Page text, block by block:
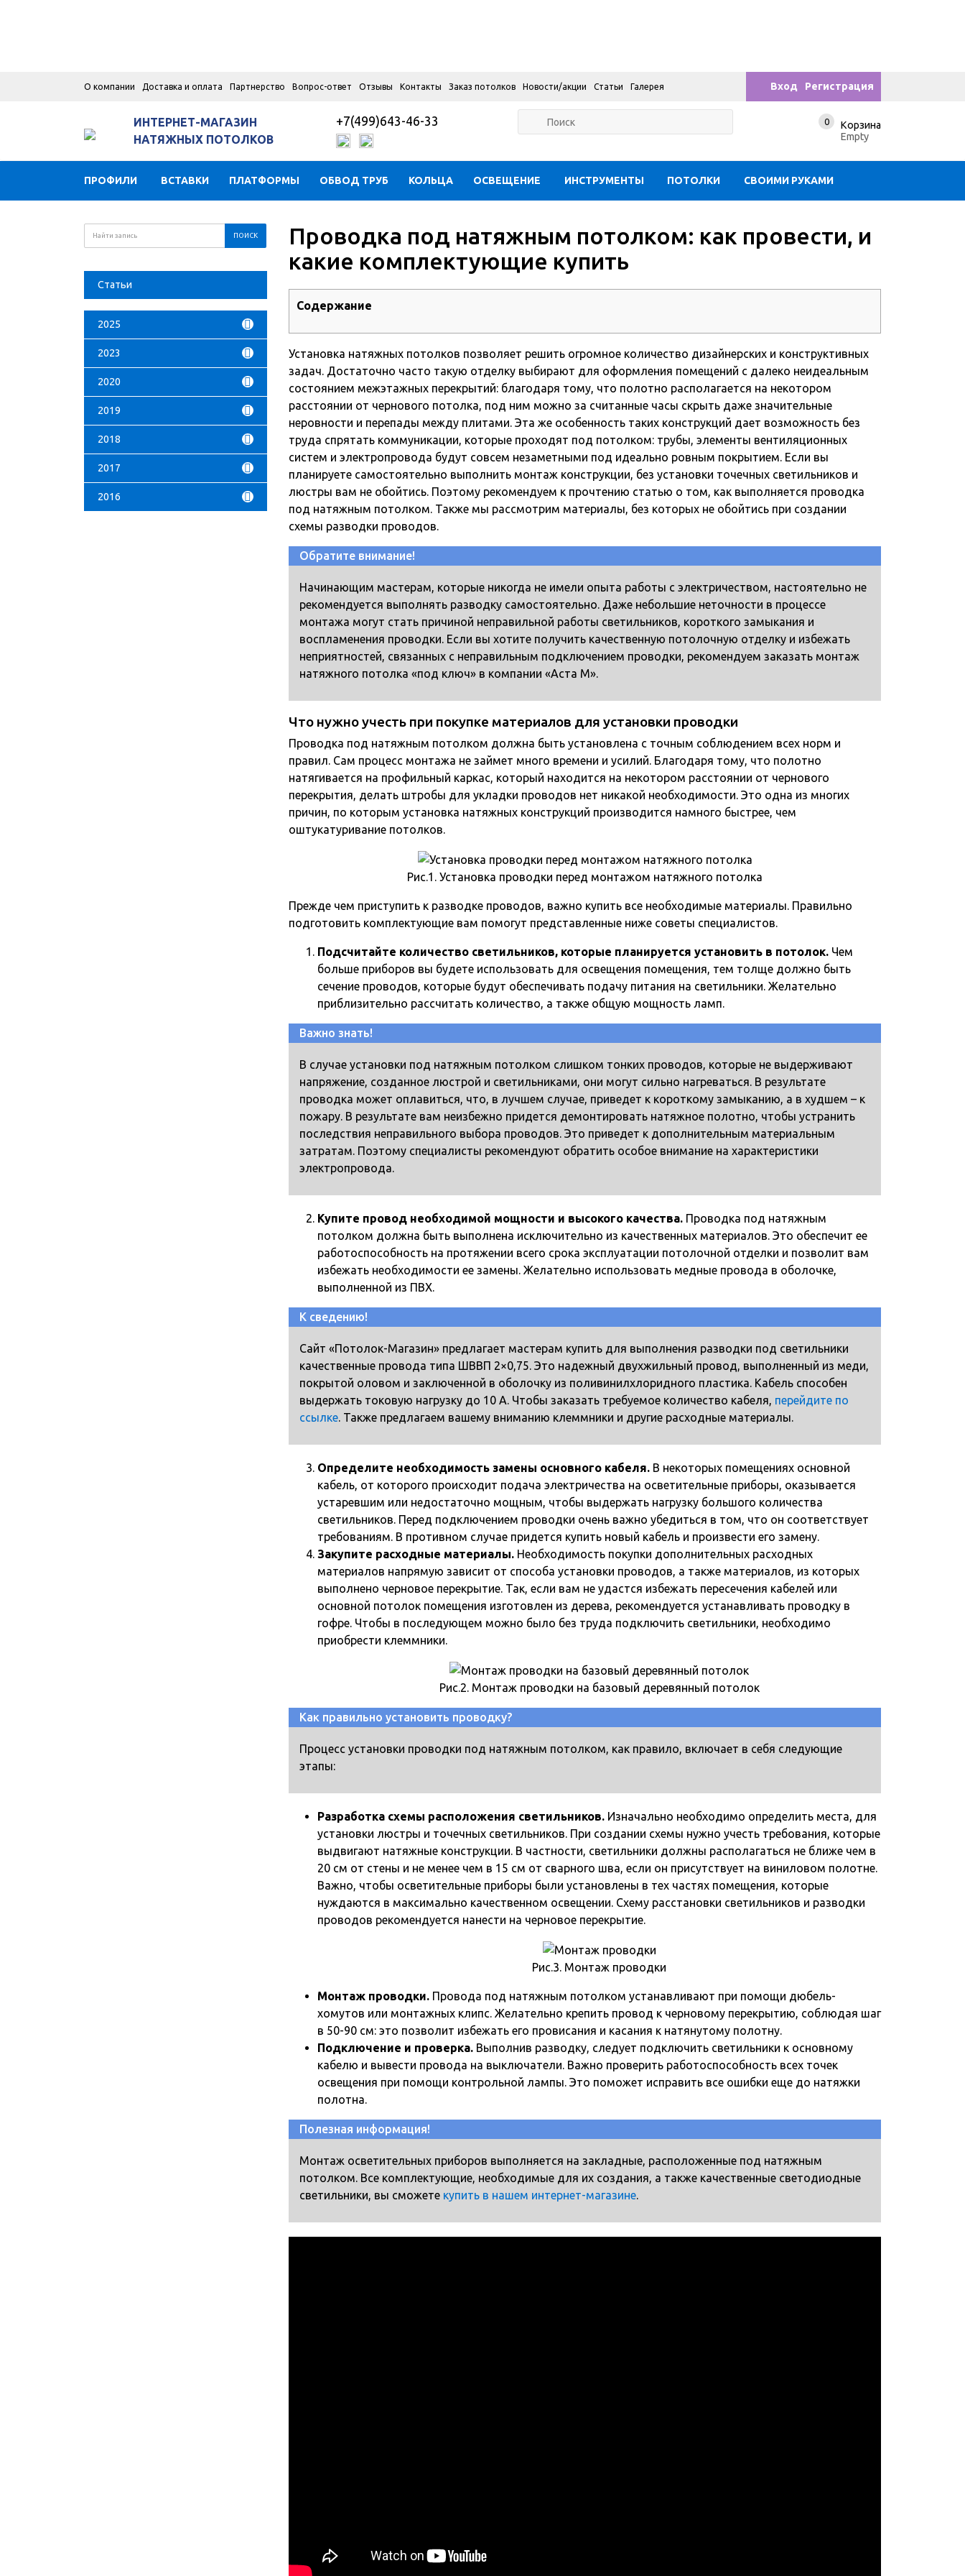
О компании Доставка и оплата Партнерство Вопрос-ответ Отзывы Контакты Заказ потолков Новости/акции Статьи Галерея Вход Регистрация
ИНТЕРНЕТ-МАГАЗИН
НАТЯЖНЫХ ПОТОЛКОВ
+7(499)643-46-33 0
Корзина
Empty
ПРОФИЛИ ВСТАВКИ ПЛАТФОРМЫ ОБВОД ТРУБ КОЛЬЦА ОСВЕЩЕНИЕ ИНСТРУМЕНТЫ ПОТОЛКИ СВОИМИ РУКАМИ
Статьи
2025
2023
2020
2019
2018
2017
2016
Проводка под натяжным потолком: как провести, и
какие комплектующие купить
Содержание
Установка натяжных потолков позволяет решить огромное количество дизайнерских и конструктивных
задач. Достаточно часто такую отделку выбирают для оформления помещений с далеко неидеальным
состоянием межэтажных перекрытий: благодаря тому, что полотно располагается на некотором
расстоянии от чернового потолка, под ним можно за считанные часы скрыть даже значительные
неровности и перепады между плитами. Эта же особенность таких конструкций дает возможность без
труда спрятать коммуникации, которые проходят под потолком: трубы, элементы вентиляционных
систем и электропровода будут совсем незаметными под идеально ровным покрытием. Если вы
планируете самостоятельно выполнить монтаж конструкции, без установки точечных светильников и
люстры вам не обойтись. Поэтому рекомендуем к прочтению статью о том, как выполняется проводка
под натяжным потолком. Также мы рассмотрим материалы, без которых не обойтись при создании
схемы разводки проводов.
Обратите внимание!
Начинающим мастерам, которые никогда не имели опыта работы с электричеством, настоятельно не
рекомендуется выполнять разводку самостоятельно. Даже небольшие неточности в процессе
монтажа могут стать причиной неправильной работы светильников, короткого замыкания и
воспламенения проводки. Если вы хотите получить качественную потолочную отделку и избежать
неприятностей, связанных с неправильным подключением проводки, рекомендуем заказать монтаж
натяжного потолка «под ключ» в компании «Аста М».
Что нужно учесть при покупке материалов для установки проводки
Проводка под натяжным потолком должна быть установлена с точным соблюдением всех норм и
правил. Сам процесс монтажа не займет много времени и усилий. Благодаря тому, что полотно
натягивается на профильный каркас, который находится на некотором расстоянии от чернового
перекрытия, делать штробы для укладки проводов нет никакой необходимости. Это одна из многих
причин, по которым установка натяжных конструкций производится намного быстрее, чем
оштукатуривание потолков.
Рис.1. Установка проводки перед монтажом натяжного потолка
Прежде чем приступить к разводке проводов, важно купить все необходимые материалы. Правильно
подготовить комплектующие вам помогут представленные ниже советы специалистов.
Подсчитайте количество светильников, которые планируется установить в потолок. Чем
больше приборов вы будете использовать для освещения помещения, тем толще должно быть
сечение проводов, которые будут обеспечивать подачу питания на светильники. Желательно
приблизительно рассчитать количество, а также общую мощность ламп.
Важно знать!
В случае установки под натяжным потолком слишком тонких проводов, которые не выдерживают
напряжение, созданное люстрой и светильниками, они могут сильно нагреваться. В результате
проводка может оплавиться, что, в лучшем случае, приведет к короткому замыканию, а в худшем – к
пожару. В результате вам неизбежно придется демонтировать натяжное полотно, чтобы устранить
последствия неправильного выбора проводов. Это приведет к дополнительным материальным
затратам. Поэтому специалисты рекомендуют обратить особое внимание на характеристики
электропровода.
Купите провод необходимой мощности и высокого качества. Проводка под натяжным
потолком должна быть выполнена исключительно из качественных материалов. Это обеспечит ее
работоспособность на протяжении всего срока эксплуатации потолочной отделки и позволит вам
избежать необходимости ее замены. Желательно использовать медные провода в оболочке,
выполненной из ПВХ.
К сведению!
Сайт «Потолок-Магазин» предлагает мастерам купить для выполнения разводки под светильники
качественные провода типа ШВВП 2×0,75. Это надежный двухжильный провод, выполненный из меди,
покрытой оловом и заключенной в оболочку из поливинилхлоридного пластика. Кабель способен
выдержать токовую нагрузку до 10 А. Чтобы заказать требуемое количество кабеля, перейдите по
ссылке. Также предлагаем вашему вниманию клеммники и другие расходные материалы.
Определите необходимость замены основного кабеля. В некоторых помещениях основной
кабель, от которого происходит подача электричества на осветительные приборы, оказывается
устаревшим или недостаточно мощным, чтобы выдержать нагрузку большого количества
светильников. Перед подключением проводки очень важно убедиться в том, что он соответствует
требованиям. В противном случае придется купить новый кабель и произвести его замену.
Закупите расходные материалы. Необходимость покупки дополнительных расходных
материалов напрямую зависит от способа установки проводов, а также материалов, из которых
выполнено черновое перекрытие. Так, если вам не удастся избежать пересечения кабелей или
основной потолок помещения изготовлен из дерева, рекомендуется устанавливать проводку в
гофре. Чтобы в последующем можно было без труда подключить светильники, необходимо
приобрести клеммники.
Рис.2. Монтаж проводки на базовый деревянный потолок
Как правильно установить проводку?
Процесс установки проводки под натяжным потолком, как правило, включает в себя следующие
этапы:
Разработка схемы расположения светильников. Изначально необходимо определить места, для
установки люстры и точечных светильников. При создании схемы нужно учесть требования, которые
выдвигают натяжные конструкции. В частности, светильники должны располагаться не ближе чем в
20 см от стены и не менее чем в 15 см от сварного шва, если он присутствует на виниловом полотне.
Важно, чтобы осветительные приборы были установлены в тех частях помещения, которые
нуждаются в максимально качественном освещении. Схему расстановки светильников и разводки
проводов рекомендуется нанести на черновое перекрытие.
Рис.3. Монтаж проводки
Монтаж проводки. Провода под натяжным потолком устанавливают при помощи дюбель-
хомутов или монтажных клипс. Желательно крепить провод к черновому перекрытию, соблюдая шаг
в 50-90 см: это позволит избежать его провисания и касания к натянутому полотну.
Подключение и проверка. Выполнив разводку, следует подключить светильники к основному
кабелю и вывести провода на выключатели. Важно проверить работоспособность всех точек
освещения при помощи контрольной лампы. Это поможет исправить все ошибки еще до натяжки
полотна.
Полезная информация!
Монтаж осветительных приборов выполняется на закладные, расположенные под натяжным
потолком. Все комплектующие, необходимые для их создания, а также качественные светодиодные
светильники, вы сможете купить в нашем интернет-магазине.